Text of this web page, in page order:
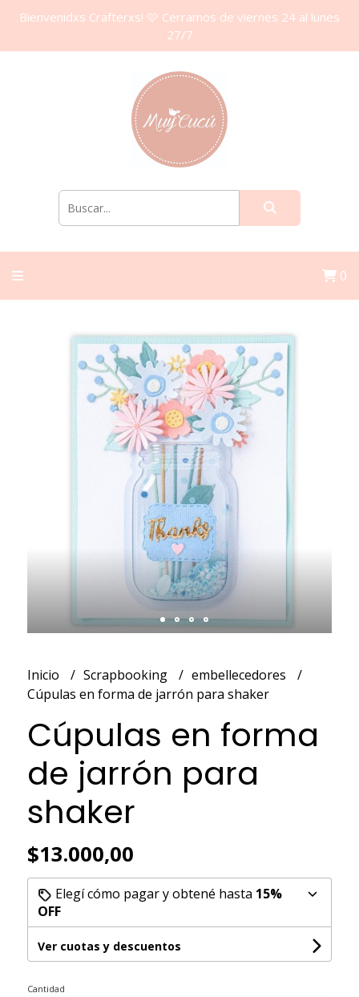
Bienvenidxs Crafterxs! 🩷 Cerramos de viernes 24 al lunes
27/7
0
Inicio Scrapbooking
embellecedores
Cúpulas en forma de jarrón para shaker
Cúpulas en forma
de jarrón para
shaker
$13.000,00
Elegí cómo pagar y obtené hasta 15%
OFF
Ver cuotas y descuentos
Cantidad